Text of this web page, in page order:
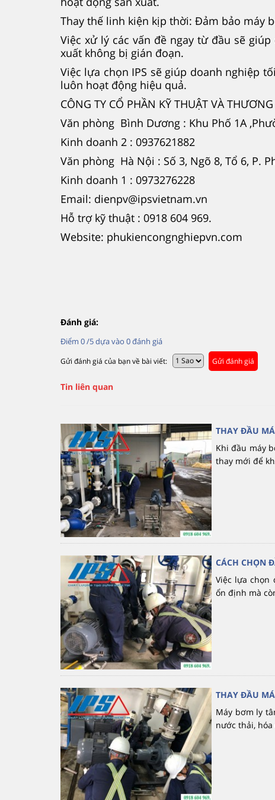
Thay thế linh kiện kịp thời: Đảm bảo máy
Việc xử lý các vấn đề ngay từ đầu sẽ
xuất không bị gián đoạn.
Việc lựa chọn IPS sẽ giúp doanh nghiệp
luôn hoạt động hiệu quả.
CÔNG TY CỔ PHẦN KỸ THUẬT VÀ
Văn phòng Bình Dương : Khu Phố 1A
Kinh doanh 2 : 0937621882
Văn phòng Hà Nội : Số 3, Ngõ 8, Tổ 6, P.
Kinh doanh 1 : 0973276228
Email: dienpv@ipsvietnam.vn
Hỗ trợ kỹ thuật : 0918 604 969.
Website: phukiencongnghiepvn.com
Đánh giá:
Điểm 0/5 dựa vào 0đánh giá
Gửi đánh giá của bạn về bài viết: Gửi đánh giá
Tin liên quan
THAY ĐẦU
Khi đầu máy
thay mới để
CÁCH CHỌN
Việc lựa chọn
ổn định mà
THAY ĐẦU
Máy bơm ly
nước thải, hóa